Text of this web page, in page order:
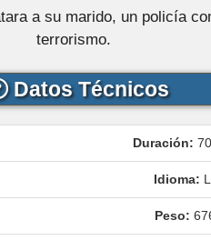
a su marido, un policía
terrorismo.
Datos Técnicos
Duración:
Idioma:
Peso: